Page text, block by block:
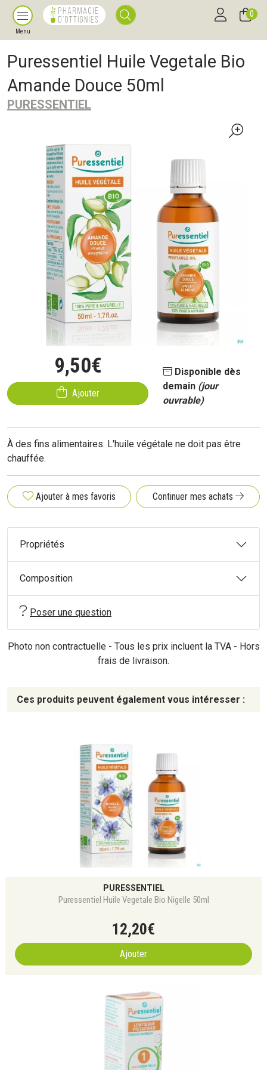
Menu
0
Puressentiel Huile Vegetale Bio
Amande Douce 50ml
PURESSENTIEL
9,50€
Ajouter
Disponible dès
demain (jour
ouvrable)
À des fins alimentaires. L'huile végétale ne doit pas être
chauffée.
Ajouter à mes favoris Continuer mes achats
Propriétés
Composition
Poser une question
Photo non contractuelle - Tous les prix incluent la TVA - Hors
frais de livraison.
Ces produits peuvent également vous intéresser :
PURESSENTIEL
Puressentiel Huile Vegetale Bio Nigelle 50ml
12,20€
Ajouter